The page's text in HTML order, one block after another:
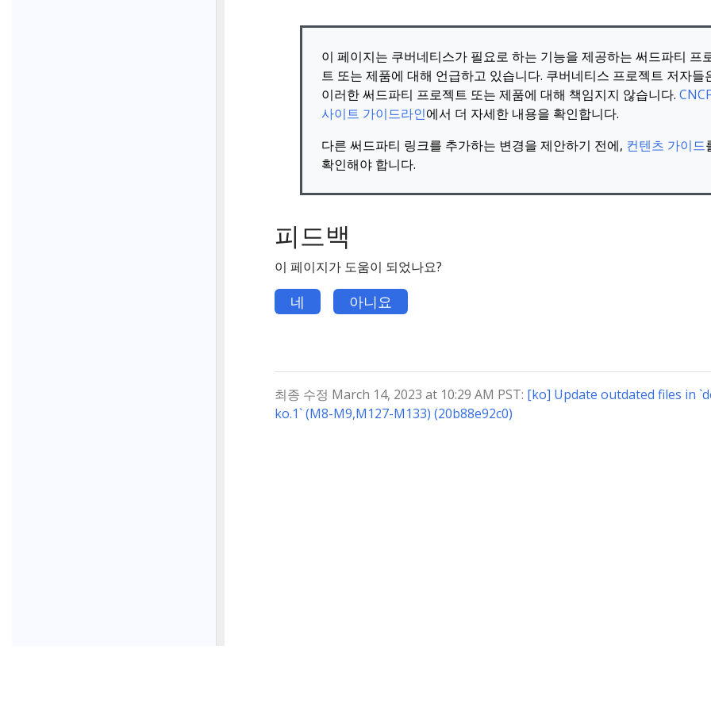
이 페이지는 쿠버네티스가 필요로 하는 기능을 제공하는 써드파티 프
트 또는 제품에 대해 언급하고 있습니다. 쿠버네티스 프로젝트 저자들
이러한 써드파티 프로젝트 또는 제품에 대해 책임지지 않습니다.
사이트 가이드라인에서 더 자세한 내용을 확인합니다.
다른 써드파티 링크를 추가하는 변경을 제안하기 전에, 컨텐츠 가이드
확인해야 합니다.
피드백
이 페이지가 도움이 되었나요?
네 아니요
최종 수정 March 14, 2023 at 10:29 AM PST: [ko] Update outdated files in
ko.1` (M8-M9,M127-M133) (20b88e92c0)